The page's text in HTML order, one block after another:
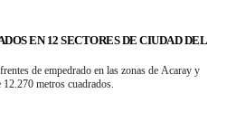
EN 12 SECTORES DE CIUDAD DEL
de empedrado en las zonas de Acaray y
metros cuadrados.